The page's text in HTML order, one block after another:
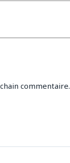
commentaire.